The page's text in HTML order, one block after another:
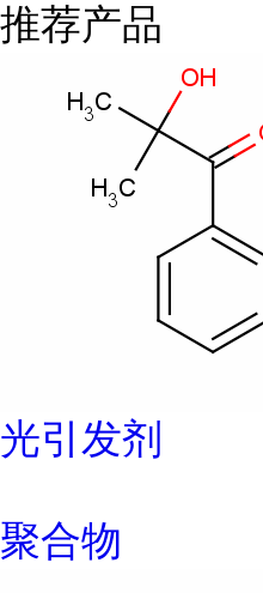
推荐产品
光引发剂
聚合物